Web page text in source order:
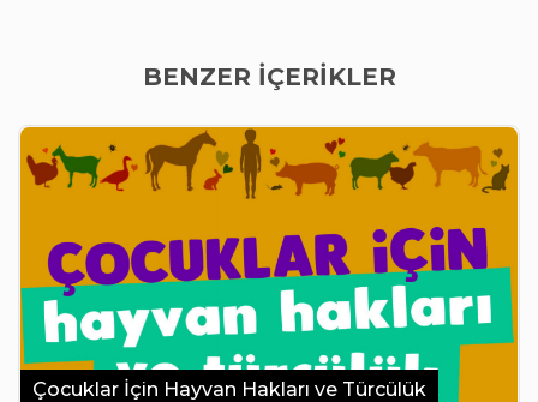
BENZER İÇERİKLER
Çocuklar İçin Hayvan Hakları ve Türcülük